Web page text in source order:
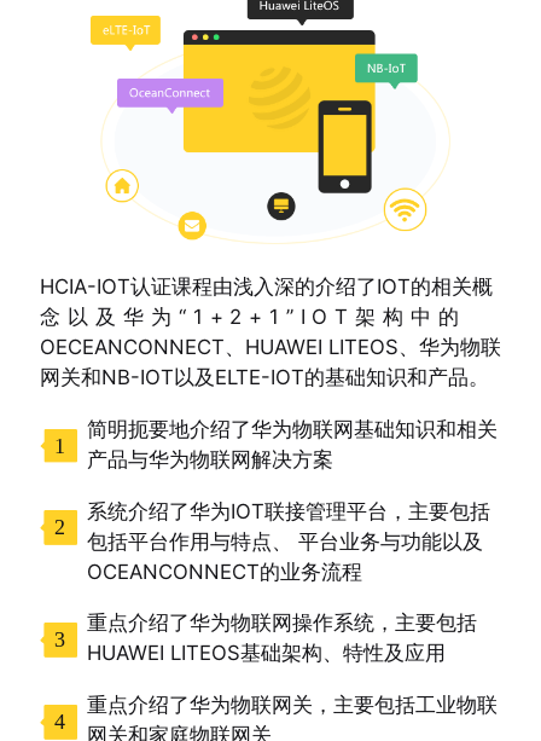
HCIA-IOT认证课程由浅入深的介绍了IOT的相关概
念以及华为“1+2+1”IOT架构中的
OECEANCONNECT、HUAWEI LITEOS、华为物联
网关和NB-IOT以及ELTE-IOT的基础知识和产品。
1
简明扼要地介绍了华为物联网基础知识和相关
产品与华为物联网解决方案
2
系统介绍了华为IOT联接管理平台，主要包括
包括平台作用与特点、 平台业务与功能以及
OCEANCONNECT的业务流程
3
重点介绍了华为物联网操作系统，主要包括
HUAWEI LITEOS基础架构、特性及应用
4
重点介绍了华为物联网关，主要包括工业物联
网关和家庭物联网关